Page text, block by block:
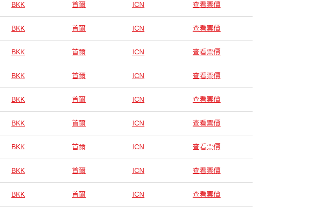
BKK 首爾 ICN 查看票價
BKK 首爾 ICN 查看票價
BKK 首爾 ICN 查看票價
BKK 首爾 ICN 查看票價
BKK 首爾 ICN 查看票價
BKK 首爾 ICN 查看票價
BKK 首爾 ICN 查看票價
BKK 首爾 ICN 查看票價
BKK 首爾 ICN 查看票價